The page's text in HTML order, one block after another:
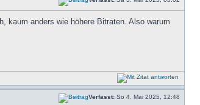
kaum anders wie höhere Bitraten. Also warum
Verfasst: So 4. Mai 2025, 12:48